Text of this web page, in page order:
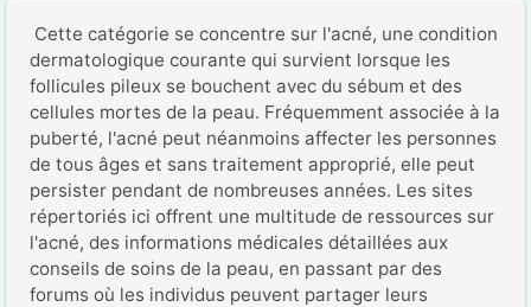
dermatologique courante qui survient lorsque les
follicules pileux se bouchent avec du sébum et des
cellules mortes de la peau. Fréquemment associée à la
puberté, l'acné peut néanmoins affecter les personnes
de tous âges et sans traitement approprié, elle peut
persister pendant de nombreuses années. Les sites
répertoriés ici offrent une multitude de ressources sur
l'acné, des informations médicales détaillées aux
conseils de soins de la peau, en passant par des
forums où les individus peuvent partager leurs